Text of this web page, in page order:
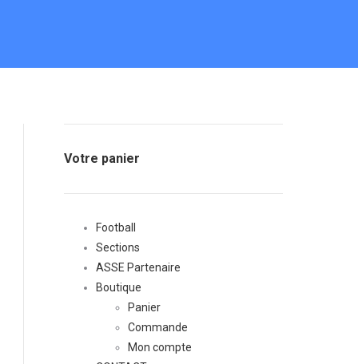
Votre panier
Football
Sections
ASSE Partenaire
Boutique
Panier
Commande
Mon compte